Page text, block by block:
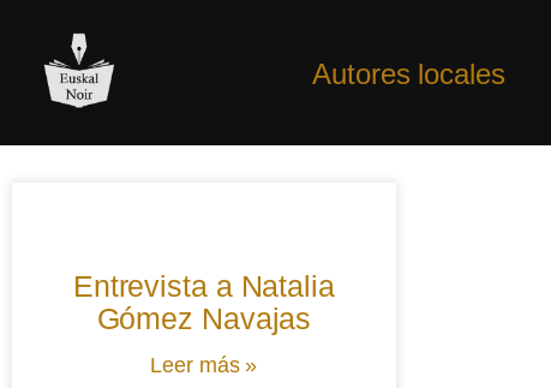
Autores locales
Entrevista a Natalia
Gómez Navajas
Leer más »